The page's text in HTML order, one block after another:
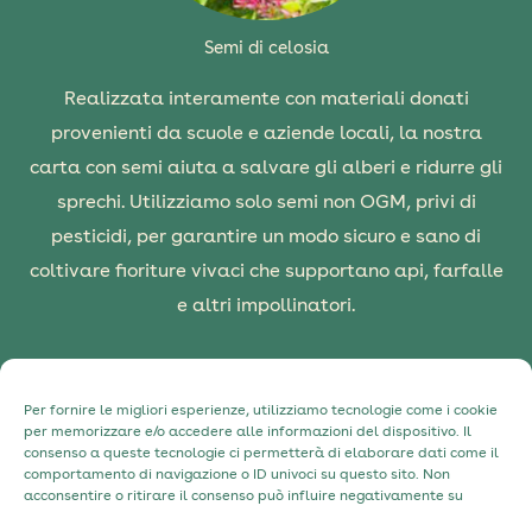
Per fornire le migliori esperienze, utilizziamo tecnologie come i cookie
per memorizzare e/o accedere alle informazioni del dispositivo. Il
consenso a queste tecnologie ci permetterà di elaborare dati come il
comportamento di navigazione o ID univoci su questo sito. Non
acconsentire o ritirare il consenso può influire negativamente su
Semi di celosia
Realizzata interamente con materiali donati
provenienti da scuole e aziende locali, la nostra
carta con semi aiuta a salvare gli alberi e ridurre gli
sprechi. Utilizziamo solo semi non OGM, privi di
pesticidi, per garantire un modo sicuro e sano di
coltivare fioriture vivaci che supportano api, farfalle
e altri impollinatori.
Informativa sulla Privacy
Informativa sui cookie
Contatti